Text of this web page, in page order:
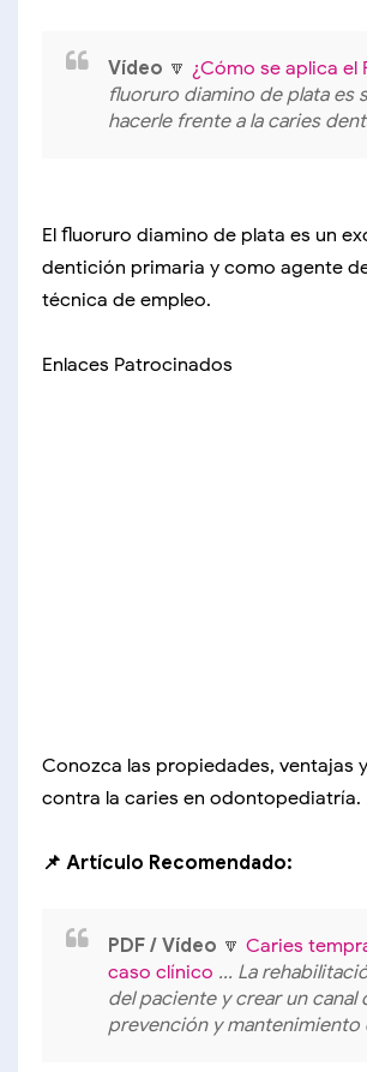
Vídeo 🔽 ¿Cómo se aplica
fluoruro diamino de plata
hacerle frente a la caries
El fluoruro diamino de plata es un
dentición primaria y como agente
técnica de empleo.
Enlaces Patrocinados
Conozca las propiedades,
contra la caries en odontopediatría.
📌 Artículo Recomendado:
PDF / Vídeo 🔽 Caries
caso clínico ... La
del paciente y crear un
prevención y mantenimiento